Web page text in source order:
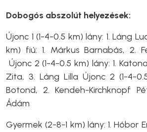
Dobogós abszolút helyezések:
Újonc 1 (1-4-0.5 km) lány: 1. Láng
km) fiú: 1. Márkus Barnabás, 2.
Újonc 2 (1-4-0.5 km) lány: 1.
Zita, 3. Láng Lilla Újonc 2 (1-4-
Botond, 2. Kendeh-Kirchknopf
Ádám
Gyermek (2-8-1 km) lány: 1. Hóbor